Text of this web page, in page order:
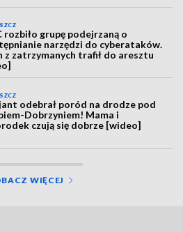
rozbiło grupę podejrzaną o
narzędzi do cyberataków.
z zatrzymanych trafił do aresztu
odebrał poród na drodze pod
Dobrzyniem! Mama i
czują się dobrze [wideo]
WIĘCEJ